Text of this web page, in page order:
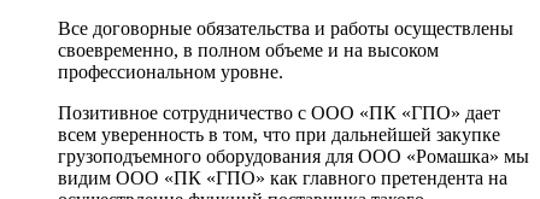
Все договорные обязательства и работы осуществлены
своевременно, в полном объеме и на высоком
профессиональном уровне.
Позитивное сотрудничество с ООО «ПК «ГПО» дает
всем уверенность в том, что при дальнейшей закупке
грузоподъемного оборудования для ООО «Ромашка» мы
видим ООО «ПК «ГПО» как главного претендента на